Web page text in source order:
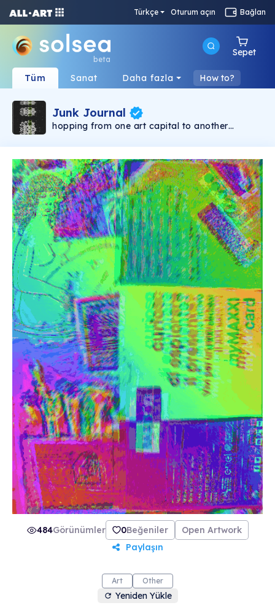
Türkçe Oturum açın Bağlan
beta
Sepet
Tüm Sanat Daha fazla How to?
Junk Journal
hopping from one art capital to another
and bills then turning it into art , welcome to the
484Görünümler 0Beğeniler
Open Artwork
Paylaşın
Art Other
Yeniden Yükle